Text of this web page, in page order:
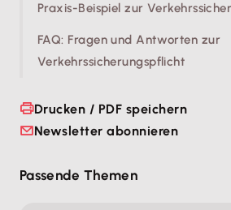
Praxis-Beispiel zur
FAQ: Fragen und Antworten zur
Verkehrssicherungspflicht
Drucken / PDF speichern
Newsletter abonnieren
Passende Themen